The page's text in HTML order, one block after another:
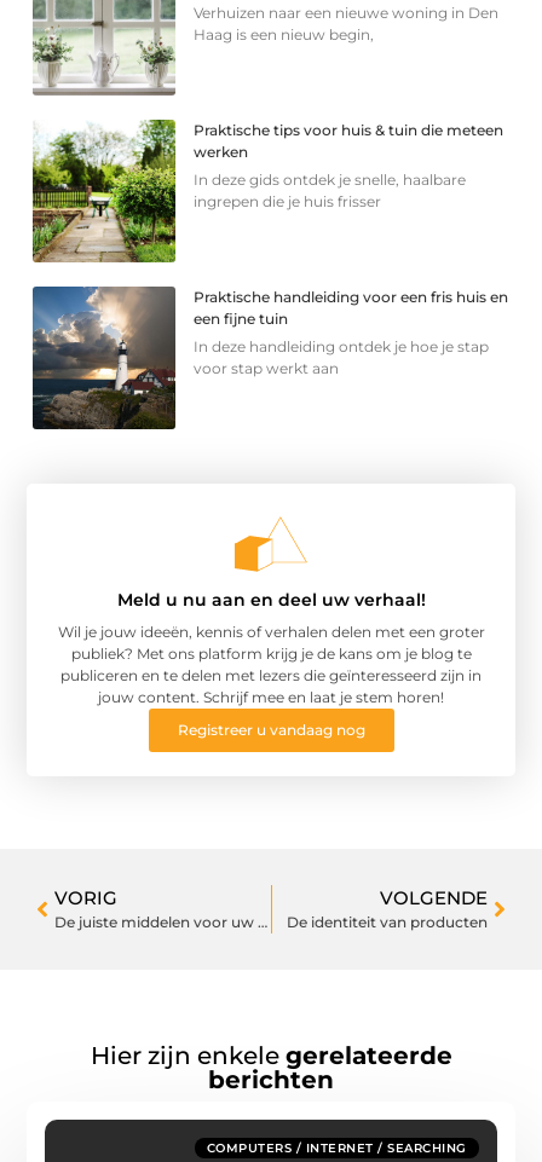
Verhuizen naar een nieuwe woning in Den
Haag is een nieuw begin,
Praktische tips voor huis & tuin die meteen
werken
In deze gids ontdek je snelle, haalbare
ingrepen die je huis frisser
Praktische handleiding voor een fris huis en
een fijne tuin
In deze handleiding ontdek je hoe je stap
voor stap werkt aan
Meld u nu aan en deel uw verhaal!
Wil je jouw ideeën, kennis of verhalen delen met een groter
publiek? Met ons platform krijg je de kans om je blog te
publiceren en te delen met lezers die geïnteresseerd zijn in
jouw content. Schrijf mee en laat je stem horen!
Registreer u vandaag nog
VORIG
De juiste middelen voor uw administratie
VOLGENDE
De identiteit van producten
Hier zijn enkele gerelateerde
berichten
COMPUTERS / INTERNET / SEARCHING